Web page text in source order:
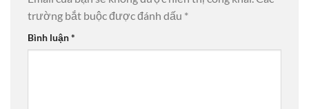
trường bắt buộc được đánh dấu *
Bình luận*